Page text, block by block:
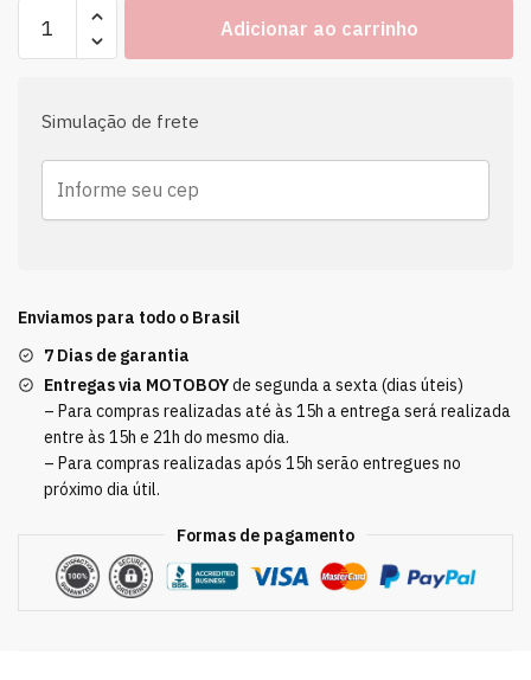
Adicionar ao carrinho
Simulação de frete
Enviamos para todo o Brasil
7 Dias de garantia
Entregas via MOTOBOYde segunda a sexta (dias úteis)
– Para compras realizadas até às 15h a entrega será realizada
entre às 15h e 21h do mesmo dia.
– Para compras realizadas após 15h serão entregues no
próximo dia útil.
Formas de pagamento